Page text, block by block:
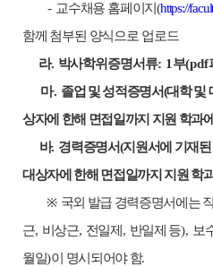
- 교수채용 홈페이지(https://
함께 첨부된 양식으로 업로드
라. 박사학위증명서류: 1부(pdf
마. 졸업 및 성적증명서(대학 및
상자에 한해 면접일까지 지원 학과
바. 경력증명서(지원서에 기재
대상자에 한해 면접일까지 지원 학
※ 국외 발급 경력증명서에는
근, 비상근, 전일제 , 반일제 등), 보
월일)이 명시되어야 함.